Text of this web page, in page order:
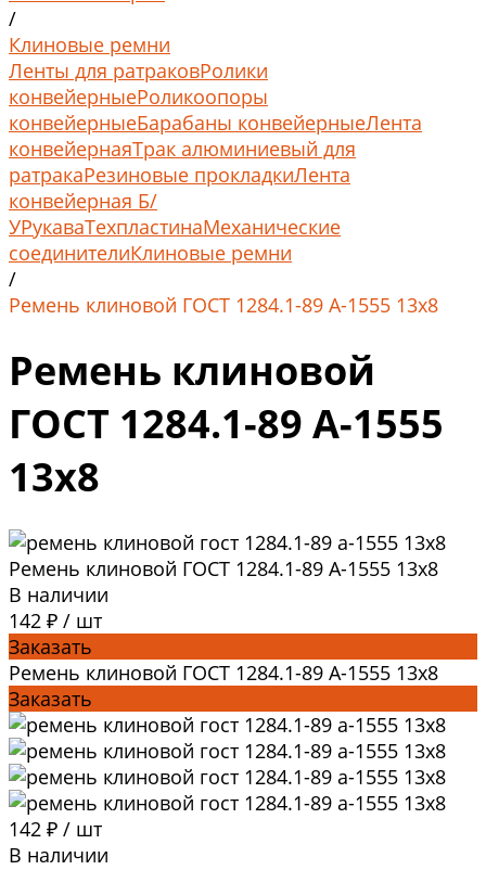
/
Клиновые ремни
Ленты для ратраковРолики
конвейерныеРоликоопоры
конвейерныеБарабаны конвейерныеЛента
конвейернаяТрак алюминиевый для
ратракаРезиновые прокладкиЛента
конвейерная Б/
УРукаваТехпластинаМеханические
соединителиКлиновые ремни
/
Ремень клиновой ГОСТ 1284.1-89 А-1555 13x8
Ремень клиновой
ГОСТ 1284.1-89 А-1555
13x8
Ремень клиновой ГОСТ 1284.1-89 А-1555 13x8
В наличии
142 ₽ / шт
Заказать
Ремень клиновой ГОСТ 1284.1-89 А-1555 13x8
Заказать
142 ₽ / шт
В наличии